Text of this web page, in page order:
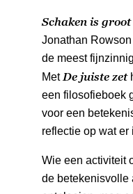
Schaken is
Jonathan
de meest
Met De juiste zet
een filosofieboek
voor een
reflectie op wat
Wie een activiteit
de betekenisvolle